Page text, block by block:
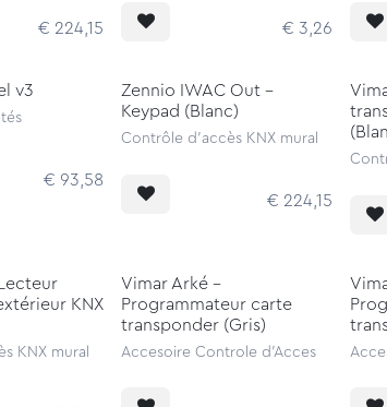
€ 224,15 €3,26
v3
€ 93,58
Zennio IWAC Out -
Keypad (Blanc)
Contrôle d'accès KNX mural
€ 224,15
KNX
KNX mural
Vimar Arké -
Programmateur carte
transponder (Gris)
Accesoire Controle d'Acces